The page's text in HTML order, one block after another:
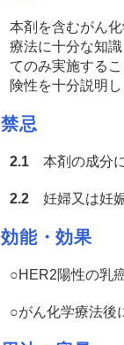
本剤を含むがん
療法に十分な知
てのみ実施する
険性を十分説明
禁忌
2.1本剤の成分に
2.2妊婦又は妊娠
効能・効果
○HER2陽性の乳
○がん化学療法後